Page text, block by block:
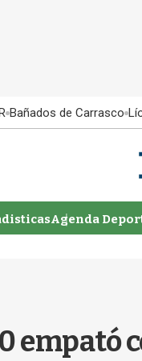
Bañados de Carrasco
Agenda
empató